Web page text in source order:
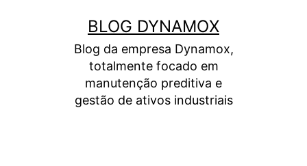
BLOG DYNAMOX
Blog da empresa Dynamox,
totalmente focado em
manutenção preditiva e
gestão de ativos industriais